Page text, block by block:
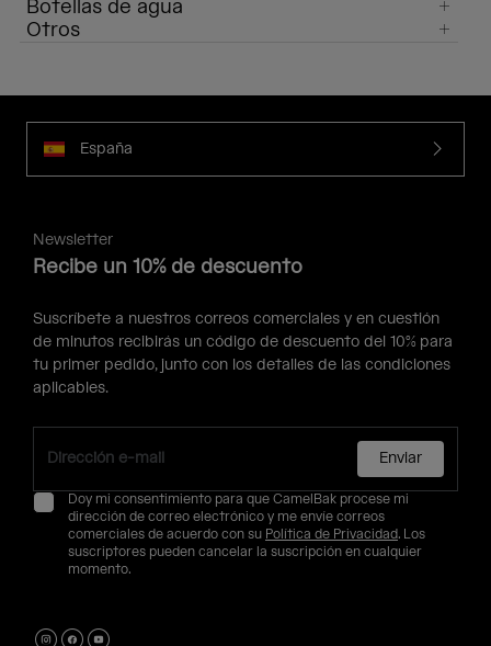
Botellas de agua
Otros
España
Newsletter
Recibe un 10% de descuento
Suscríbete a nuestros correos comerciales y en cuestión
de minutos recibirás un código de descuento del 10% para
tu primer pedido, junto con los detalles de las condiciones
aplicables.
Enviar
Doy mi consentimiento para que CamelBak procese mi
dirección de correo electrónico y me envíe correos
comerciales de acuerdo con su Política de Privacidad. Los
suscriptores pueden cancelar la suscripción en cualquier
momento.